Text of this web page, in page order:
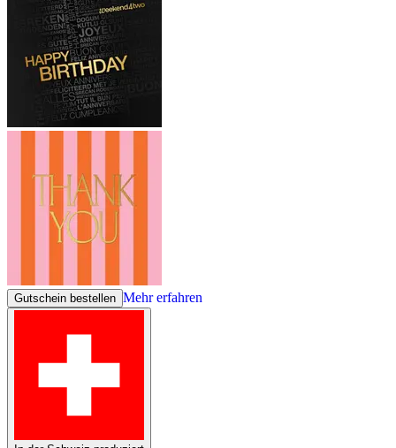
Gutschein bestellen Mehr erfahren